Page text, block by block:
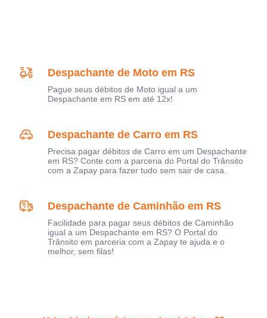
Despachante de Moto em RS
Pague seus débitos de Moto igual a um
Despachante em RS em até 12x!
Despachante de Carro em RS
Precisa pagar débitos de Carro em um Despachante
em RS? Conte com a parceria do Portal do Trânsito
com a Zapay para fazer tudo sem sair de casa.
Despachante de Caminhão em RS
Facilidade para pagar seus débitos de Caminhão
igual a um Despachante em RS? O Portal do
Trânsito em parceria com a Zapay te ajuda e o
melhor, sem filas!